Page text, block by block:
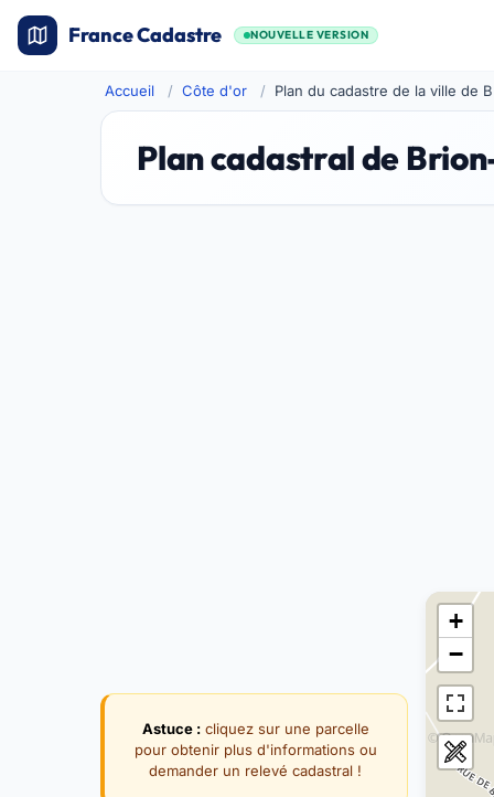
France Cadastre NOUVELLE VERSION
Accueil Côte d'or Plan du cadastre de la ville de
Plan cadastral de
Astuce :cliquez sur une parcelle
pour obtenir plus d'informations ou
demander un relevé cadastral !
+
−